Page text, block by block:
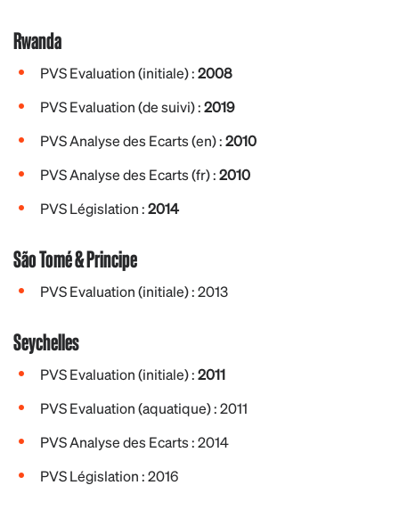
Rwanda
PVS Evaluation (initiale) :2008
PVS Evaluation (de suivi) :2019
PVS Analyse des Ecarts (en) :2010
PVS Analyse des Ecarts (fr) :2010
PVS Législation :2014
São Tomé & Principe
PVS Evaluation (initiale) : 2013
Seychelles
PVS Evaluation (initiale) :2011
PVS Evaluation (aquatique) : 2011
PVS Analyse des Ecarts : 2014
PVS Législation : 2016